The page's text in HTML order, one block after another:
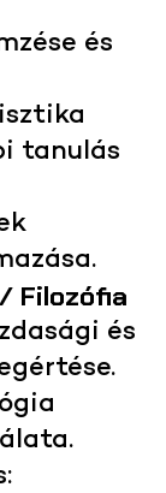
és
tanulás
Filozófia
és